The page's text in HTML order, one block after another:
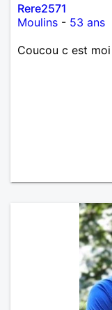
Rere2571
Moulins - 53 ans
Coucou c est moi